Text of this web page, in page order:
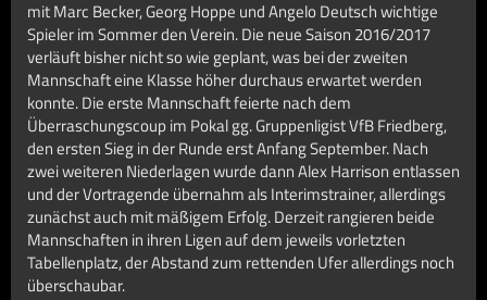
mit Marc Becker, Georg Hoppe und Angelo Deutsch wichtige
Spieler im Sommer den Verein. Die neue Saison 2016/2017
verläuft bisher nicht so wie geplant, was bei der zweiten
Mannschaft eine Klasse höher durchaus erwartet werden
konnte. Die erste Mannschaft feierte nach dem
Überraschungscoup im Pokal gg. Gruppenligist VfB Friedberg,
den ersten Sieg in der Runde erst Anfang September. Nach
zwei weiteren Niederlagen wurde dann Alex Harrison entlassen
und der Vortragende übernahm als Interimstrainer, allerdings
zunächst auch mit mäßigem Erfolg. Derzeit rangieren beide
Mannschaften in ihren Ligen auf dem jeweils vorletzten
Tabellenplatz, der Abstand zum rettenden Ufer allerdings noch
überschaubar.